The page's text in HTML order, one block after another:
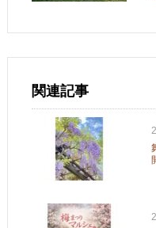
関連記事